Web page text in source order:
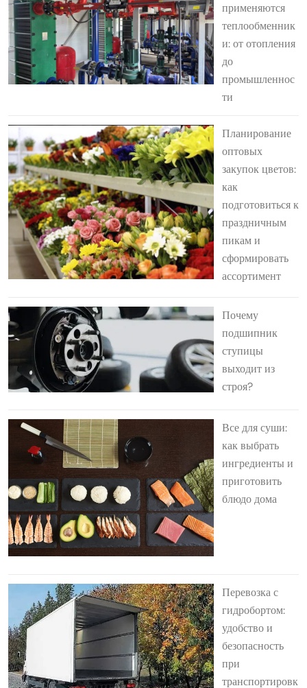
применяются
теплообменник
и: от отопления
до
промышленнос
ти
Планирование
оптовых
закупок цветов:
как
подготовиться к
праздничным
пикам и
сформировать
ассортимент
Почему
подшипник
ступицы
выходит из
строя?
Все для суши:
как выбрать
ингредиенты и
приготовить
блюдо дома
Перевозка с
гидробортом:
удобство и
безопасность
при
транспортировк